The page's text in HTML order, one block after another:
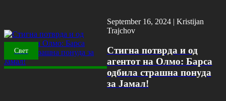
Свет
September 16, 2024 | Kristijan
Trajchov
Стигна потврда и од
агентот на Олмо: Барса
одбила страшна понуда
за Јамал!